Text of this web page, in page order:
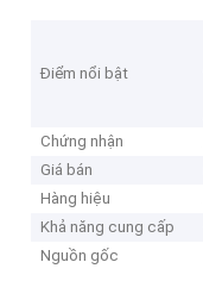
Điểm nổi bật
Chứng nhận
Giá bán
Hàng hiệu
Khả năng cung cấp
Nguồn gốc